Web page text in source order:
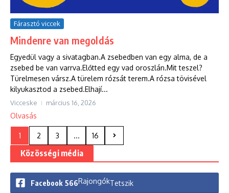
Fárasztó viccek
Mindenre van megoldás
Egyedül vagy a sivatagban.A zsebedben van egy alma, de a
zsebed be van varrva.Előtted egy vad oroszlán.Mit teszel?
Türelmesen vársz.A türelem rózsát terem.A rózsa tövisével
kilyukasztod a zsebed.Elhají...
Vicceske március 16, 2026
Olvasás
1 2 3 ... 16
Közösségi média
Facebook 566RajongókTetszik